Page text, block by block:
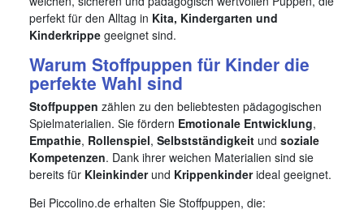
perfekt für den Alltag in Kita, Kindergarten und
Kinderkrippe geeignet sind.
Warum Stoffpuppen für Kinder die
perfekte Wahl sind
Stoffpuppen zählen zu den beliebtesten pädagogischen
Spielmaterialien. Sie fördern Emotionale Entwicklung,
Empathie, Rollenspiel, Selbstständigkeit und soziale
Kompetenzen. Dank ihrer weichen Materialien sind sie
bereits für Kleinkinderund Krippenkinderideal geeignet.
Bei Piccolino.de erhalten Sie Stoffpuppen, die: